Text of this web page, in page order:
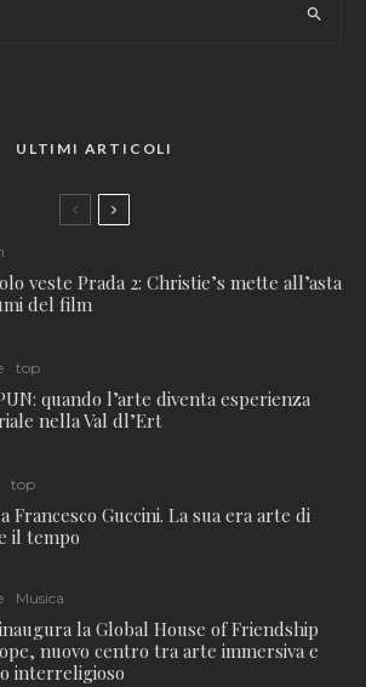
ULTIMI ARTICOLI
veste Prada 2: Christie’s mette all’asta
del film
top
quando l’arte diventa esperienza
nella Val dl’Ert
top
Francesco Guccini. La sua era arte di
il tempo
Musica
la Global House of Friendship
nuovo centro tra arte immersiva e
interreligioso